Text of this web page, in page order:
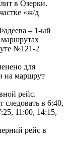
в Озерки.
«ж/д
– 1-ый
№121-2
для
на маршрут
рейс.
следовать в 6:40,
11:00, 14:15,
рейс в